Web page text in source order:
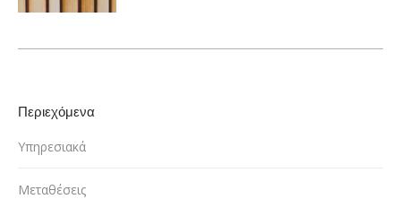
Περιεχόμενα
Υπηρεσιακά
Μεταθέσεις